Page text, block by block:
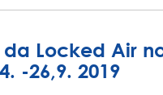
da Locked Air
-26,9. 2019